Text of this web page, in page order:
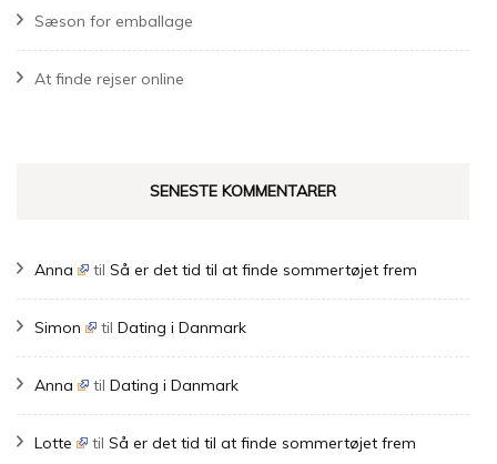
Sæson for emballage
At finde rejser online
SENESTE KOMMENTARER
Anna tilSå er det tid til at finde sommertøjet frem
Simon tilDating i Danmark
Anna tilDating i Danmark
Lotte tilSå er det tid til at finde sommertøjet frem